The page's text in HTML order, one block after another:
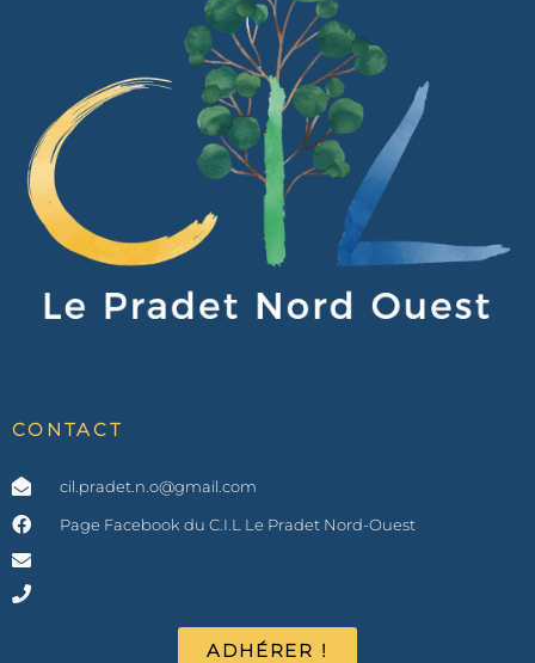
CONTACT
cil.pradet.n.o@gmail.com
Page Facebook du C.I.L Le Pradet Nord-Ouest
ADHÉRER !